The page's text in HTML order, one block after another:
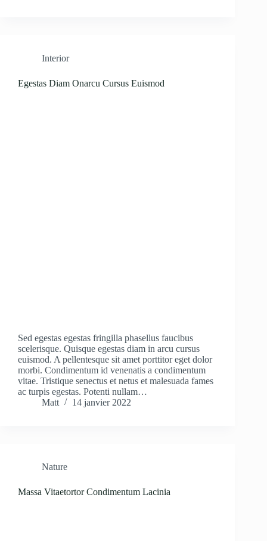
Interior
Egestas Diam Onarcu Cursus Euismod
Sed egestas egestas fringilla phasellus faucibus
scelerisque. Quisque egestas diam in arcu cursus
euismod. A pellentesque sit amet porttitor eget dolor
morbi. Condimentum id venenatis a condimentum
vitae. Tristique senectus et netus et malesuada fames
ac turpis egestas. Potenti nullam…
Matt
14 janvier 2022
Nature
Massa Vitaetortor Condimentum Lacinia